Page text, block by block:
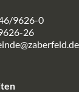
9626-0
26